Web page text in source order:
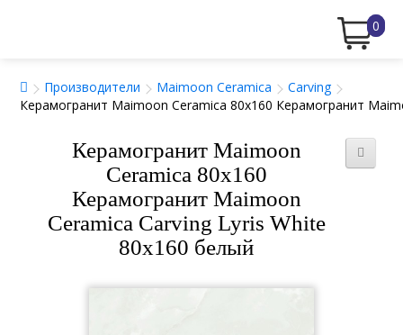
0
Производители Maimoon Ceramica
Carving
Керамогранит Maimoon Ceramica 80x160 Керамогранит
Керамогранит Maimoon
Ceramica 80x160
Керамогранит Maimoon
Ceramica Carving Lyris White
80x160 белый